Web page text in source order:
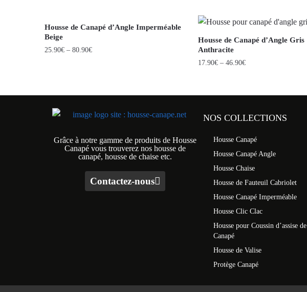
Housse de Canapé d’Angle Imperméable
Beige
25.90€ –80.90€
Housse de Canapé d’Angle Gris
Anthracite
17.90€ – 46.90€
Grâce à notre gamme de produits de Housse
Canapé vous trouverez nos housse de
canapé, housse de chaise etc.
Contactez-nous
NOS COLLECTIONS
Housse Canapé
Housse Canapé Angle
Housse Chaise
Housse de Fauteuil Cabriolet
Housse Canapé Imperméable
Housse Clic Clac
Housse pour Coussin d’assise de
Canapé
Housse de Valise
Protège Canapé